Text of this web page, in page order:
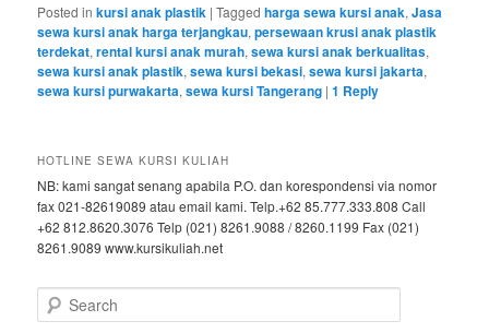
Posted in kursi anak plastik |Tagged harga sewa kursi anak,Jasa
sewa kursi anak harga terjangkau,persewaan krusi anak plastik
terdekat,rental kursi anak murah,sewa kursi anak berkualitas,
sewa kursi anak plastik,sewa kursi bekasi,sewa kursi jakarta,
sewa kursi purwakarta,sewa kursi Tangerang |1 Reply
HOTLINE SEWA KURSI KULIAH
NB: kami sangat senang apabila P.O. dan korespondensi via nomor
fax 021-82619089 atau email kami. Telp.+62 85.777.333.808 Call
+62 812.8620.3076 Telp (021) 8261.9088 / 8260.1199 Fax (021)
8261.9089 www.kursikuliah.net
Search